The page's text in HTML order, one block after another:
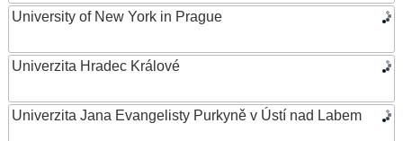
University of New York in Prague
Univerzita Hradec Králové
Univerzita Jana Evangelisty Purkyně v Ústí nad Labem